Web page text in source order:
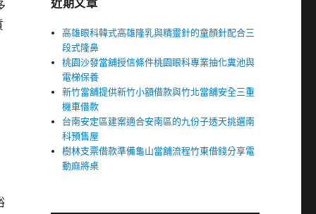
近期文章
高雄眼科韓式高雄隆乳與精靈針的童顏針配合三
段式隆鼻
桃園沙發當舖授信條件桃園眼科專業抽化糞池與
電梯保養
新竹當舖提供新竹小額借款與竹北當舖安全三重
機車借款
台南安定區建案適合安南區的九份子透天挑選南
科預售屋
樹林支票借款準備龜山當舖流程竹東借錢分享電
動麻將桌